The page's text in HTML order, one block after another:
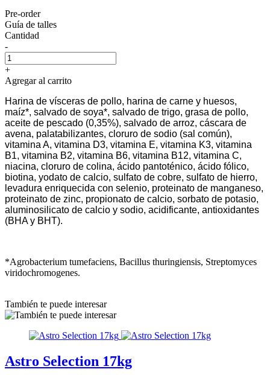
Pre-order
Guía de talles
Cantidad
-
+
Agregar al carrito
Harina de vísceras de pollo, harina de carne y huesos,
maíz*, salvado de soya*, salvado de trigo, grasa de pollo,
aceite de pescado (0,35%), salvado de arroz, cáscara de
avena, palatabilizantes, cloruro de sodio (sal común),
vitamina A, vitamina D3, vitamina E, vitamina K3, vitamina
B1, vitamina B2, vitamina B6, vitamina B12, vitamina C,
niacina, cloruro de colina, ácido pantoténico, ácido fólico,
biotina, yodato de calcio, sulfato de cobre, sulfato de hierro,
levadura enriquecida con selenio, proteinato de manganeso,
proteinato de zinc, propionato de calcio, sorbato de potasio,
aluminosilicato de calcio y sodio, acidificante, antioxidantes
(BHA y BHT).
*Agrobacterium tumefaciens, Bacillus thuringiensis, Streptomyces
viridochromogenes.
También te puede interesar
Astro Selection 17kg